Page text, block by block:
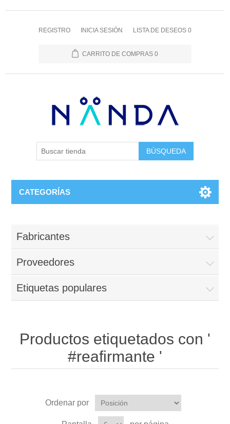
REGISTRO INICIA SESIÓN LISTA DE DESEOS 0
CARRITO DE COMPRAS 0
BÚSQUEDA
CATEGORÍAS
Fabricantes
Proveedores
Etiquetas populares
Productos etiquetados con '
#reafirmante '
Ordenar por